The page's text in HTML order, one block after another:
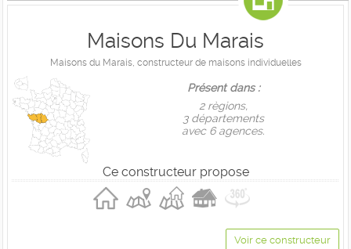
Maisons Du Marais
Maisons du Marais, constructeur de maisons individuelles
Présent dans :
2 règions,
3 départements
avec 6 agences.
Ce constructeur propose
Voir ce constructeur